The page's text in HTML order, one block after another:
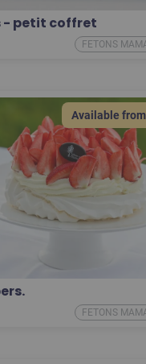
- petit coffret
FETONS
2026
Available from
FETONS
2026